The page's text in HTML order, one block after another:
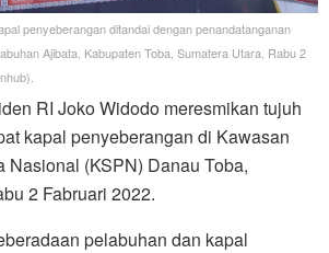
penyeberangan ditandai dengan penandatanganan
Ajibata, Kabupaten Toba, Sumatera Utara, Rabu 2
RI Joko Widodo meresmikan tujuh
kapal penyeberangan di Kawasan
Nasional (KSPN) Danau Toba,
2 Fabruari 2022.
pelabuhan dan kapal